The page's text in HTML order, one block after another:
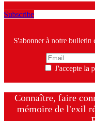
Subscribe
S'abonner à notre bulletin
J'accepte la
Connaître, faire
mémoire de l'exil